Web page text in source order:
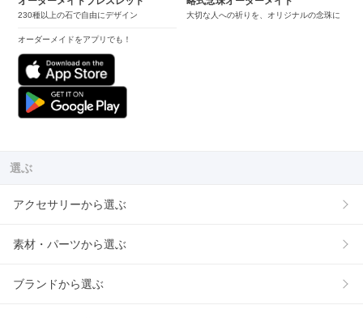
230種以上の石で自由にデザイン
オーダーメイドをアプリでも！
大切な人への祈りを、オリジナルの念珠に
選ぶ
アクセサリーから選ぶ
素材・パーツから選ぶ
ブランドから選ぶ